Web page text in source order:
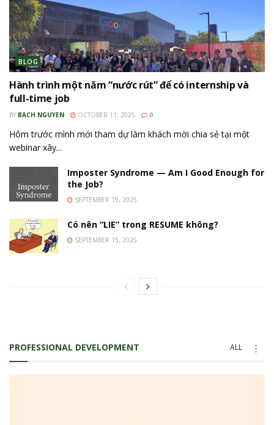
BLOG
Hành trình một năm “nước rút” để có internship và
full-time job
BY BACH NGUYEN OCTOBER 11, 2025 0
Hôm trước mình mới tham dự làm khách mời chia sẻ tại một
webinar xây...
Imposter Syndrome — Am I Good Enough for
the Job?
SEPTEMBER 19, 2025
Có nên “LIE” trong RESUME không?
SEPTEMBER 15, 2025
PROFESSIONAL DEVELOPMENT ALL